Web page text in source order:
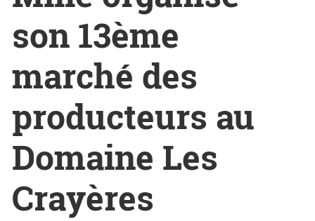
son 13ème
marché des
producteurs au
Domaine Les
Crayères